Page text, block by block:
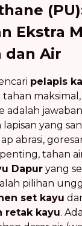
Ekstra
dan Air
pelapis
maksimal,
adalah
yang
abrasi,
tahan
Dapur yang
pilihan
set kayu
retak kayu.